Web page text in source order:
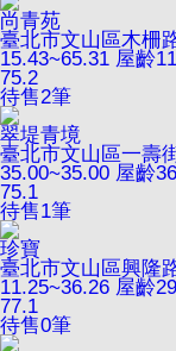
尚青苑
臺北市文山區木柵
15.43~65.31 屋齡
75.2
待售2筆
翠堤青境
臺北市文山區一壽
35.00~35.00 屋齡
75.1
待售1筆
珍寶
臺北市文山區興隆
11.25~36.26 屋齡
77.1
待售0筆